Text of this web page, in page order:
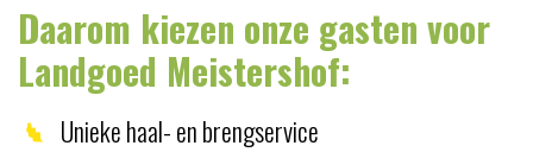
Daarom kiezen onze gasten voor
Landgoed Meistershof:
Unieke haal- en brengservice